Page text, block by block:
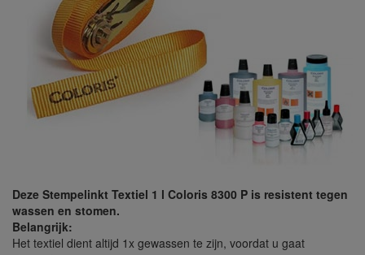
Deze Stempelinkt Textiel 1 l Coloris 8300 P is resistent tegen
wassen en stomen.
Belangrijk:
Het textiel dient altijd 1x gewassen te zijn, voordat u gaat